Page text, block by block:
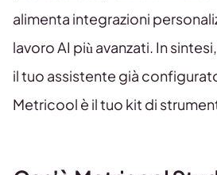
alimenta integrazioni
lavoro AI più avanzati. In
il tuo assistente già
Metricool è il tuo kit di